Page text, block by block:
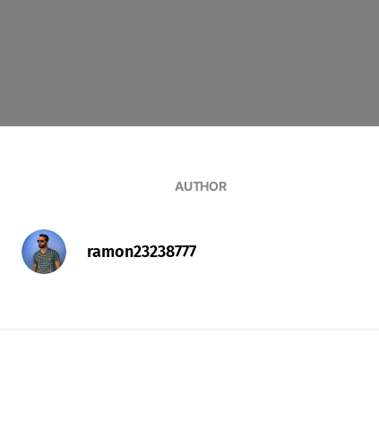
AUTHOR
ramon23238777